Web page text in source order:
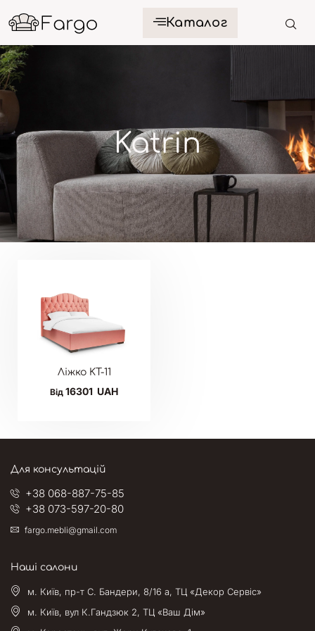
Каталог
Katrin
Ліжко KT-11
Від 16301 UAH
Для консультацій
+38 068-887-75-85
+38 073-597-20-80
fargo.mebli@gmail.com
Наші салони
м. Київ, пр-т С. Бандери, 8/16 а, ТЦ «Декор Сервіс»
м. Київ, вул К.Гандзюк 2, ТЦ «Ваш Дім»